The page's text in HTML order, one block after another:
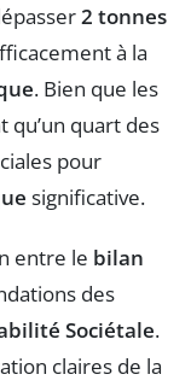
2 tonnes
à la
. Bien que les
quart des
pour
significative.
entre le bilan
des
Sociétale.
claires de la